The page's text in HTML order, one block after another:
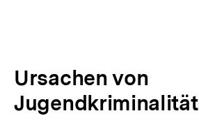
Ursachen von
Jugendkriminalität